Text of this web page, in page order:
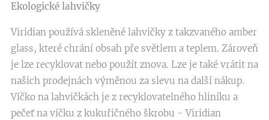
Ekologické lahvičky
Viridian používá skleněné lahvičky z takzvaného amber
glass, které chrání obsah pře světlem a teplem. Zároveň
je lze recyklovat nebo použít znova. Lze je také vrátit na
našich prodejnách výměnou za slevu na další nákup.
Víčko na lahvičkách je z recyklovatelného hliníku a
pečeť na víčku z kukuřičného škrobu - Viridian